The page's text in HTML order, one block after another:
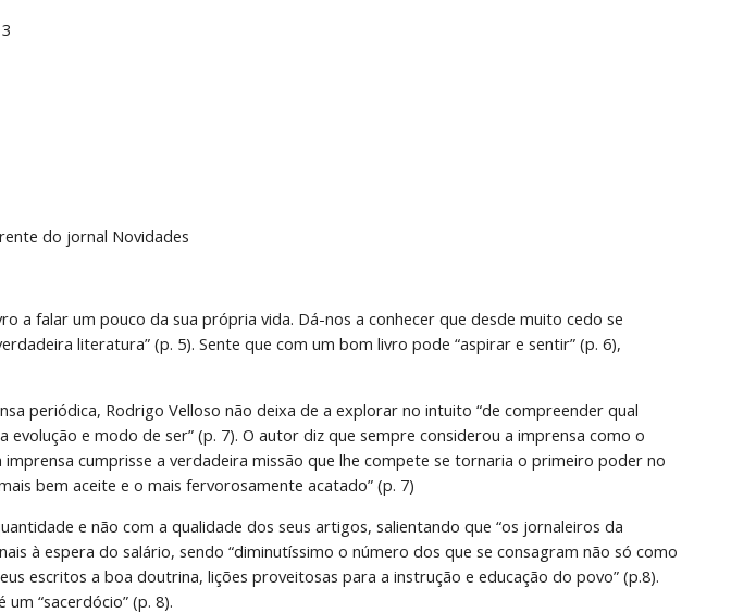
do jornal Novidades
a falar um pouco da sua própria vida. Dá-nos a conhecer que desde muito cedo se
literatura” (p. 5). Sente que com um bom livro pode “aspirar e sentir” (p. 6),
periódica, Rodrigo Velloso não deixa de a explorar no intuito “de compreender qual
evolução e modo de ser” (p. 7). O autor diz que sempre considerou a imprensa como o
cumprisse a verdadeira missão que lhe compete se tornaria o primeiro poder no
bem aceite e o mais fervorosamente acatado” (p. 7)
e não com a qualidade dos seus artigos, salientando que “os jornaleiros da
à espera do salário, sendo “diminutíssimo o número dos que se consagram não só como
escritos a boa doutrina, lições proveitosas para a instrução e educação do povo” (p.8).
“sacerdócio” (p. 8).